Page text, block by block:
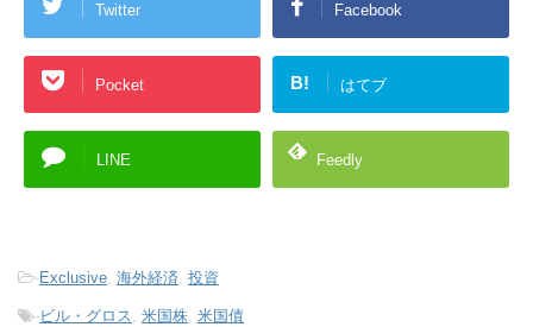
Twitter Facebook
Pocket B! はてブ
LINE Feedly
-Exclusive, 海外経済, 投資
-ビル・グロス, 米国株, 米国債